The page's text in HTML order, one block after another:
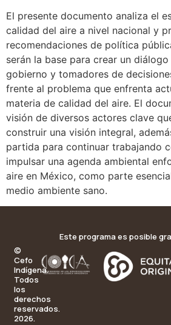
El presente documento analiza el
calidad del aire a nivel nacional y
recomendaciones de política
serán la base para crear un
gobierno y tomadores de
frente al problema que enfrenta
materia de calidad del aire. El
visión de diversos actores clave
construir una visión integral,
partida para continuar trabajando
impulsar una agenda ambiental
aire en México, como parte
medio ambiente sano.
©
Cefo
Indígena.
Todos
los
derechos
reservados.
2026.
Este programa es posible